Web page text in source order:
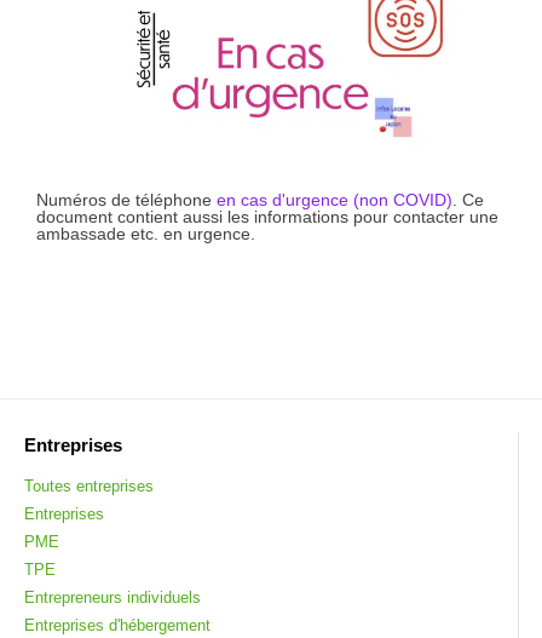
Numéros de téléphone en cas d'urgence (non COVID) . Ce
document contient aussi les informations pour contacter une
ambassade etc. en urgence.
Entreprises
Toutes entreprises
Entreprises
PME
TPE
Entrepreneurs individuels
Entreprises d'hébergement